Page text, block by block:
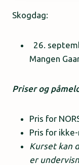
Skogdag:
26.
Mangen
Priser og
Pris for
Pris for
Kurset kan
er